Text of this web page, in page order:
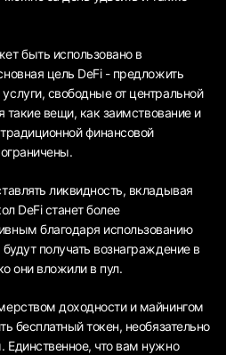
быть использовано в
цель DeFi - предложить
свободные от центральной
такие вещи, как заимствование и
финансовой
ликвидность, вкладывая
DeFi станет более
благодаря использованию
получать вознаграждение в
они вложили в пул.
доходности и майнингом
бесплатный токен, необязательно
что вам нужно